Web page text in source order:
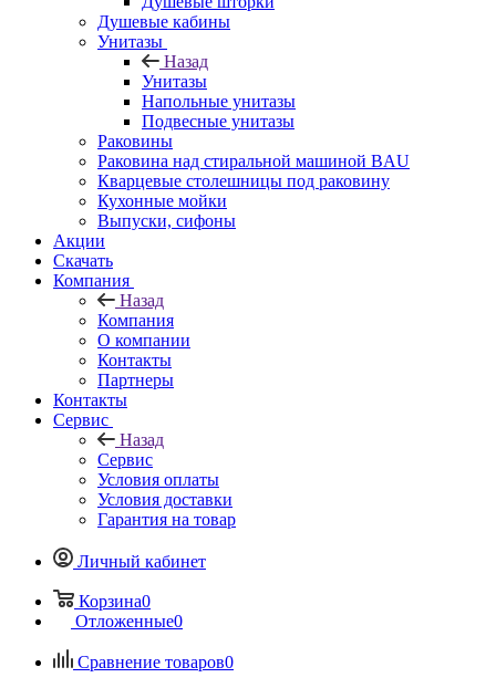
Душевые кабины
Унитазы
Назад
Унитазы
Напольные унитазы
Подвесные унитазы
Раковины
Раковина над стиральной машиной BAU
Кварцевые столешницы под раковину
Кухонные мойки
Выпуски, сифоны
Акции
Скачать
Компания
Назад
Компания
О компании
Контакты
Партнеры
Контакты
Сервис
Назад
Сервис
Условия оплаты
Условия доставки
Гарантия на товар
Личный кабинет
Корзина0
Отложенные0
Сравнение товаров0